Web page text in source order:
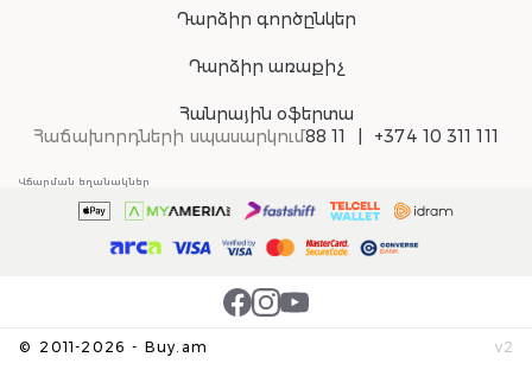
Դարձիր գործընկեր
Դարձիր առաքիչ
Հանրային օֆերտա
Հաճախորդների սպասարկում88 11 +374 10 311 111
© 2011-2026 - Buy.am v2
Վճարման եղանակներ